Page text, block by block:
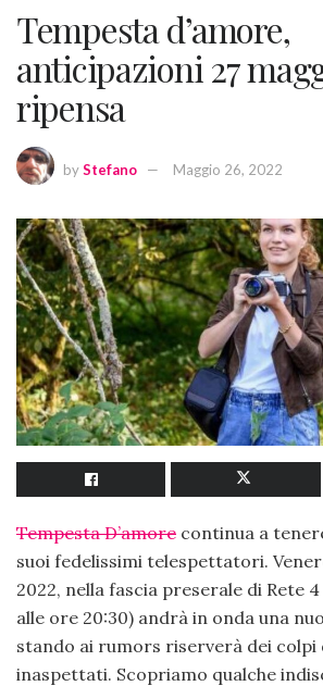
Tempesta d’amore,
anticipazioni 27
ripensa
byStefano Maggio 26, 2022
Tempesta D’amore continua a
suoi fedelissimi telespettatori.
2022, nella fascia preserale di Rete 4
alle ore 20:30) andrà in onda una
stando ai rumors riserverà dei colpi
inaspettati. Scopriamo qualche